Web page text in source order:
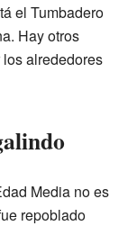
el Tumbadero
Hay otros
alrededores
Media no es
repoblado